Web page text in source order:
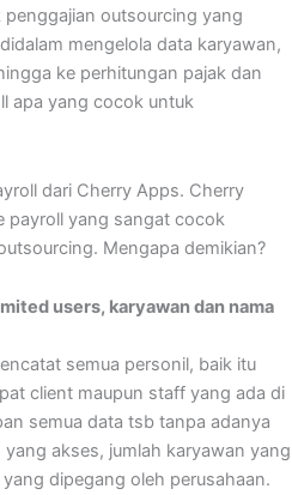
outsourcing yang
mengelola data karyawan,
ke perhitungan pajak dan
apa yang cocok untuk
dari Cherry Apps. Cherry
payroll yang sangat cocok
Mengapa demikian?
users, karyawan dan nama
semua personil, baik itu
client maupun staff yang ada di
semua data tsb tanpa adanya
akses, jumlah karyawan yang
dipegang oleh perusahaan.